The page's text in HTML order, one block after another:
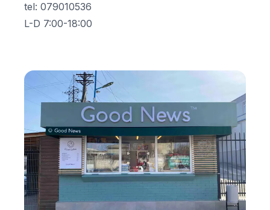
tel: 079010536
L-D 7:00-18:00